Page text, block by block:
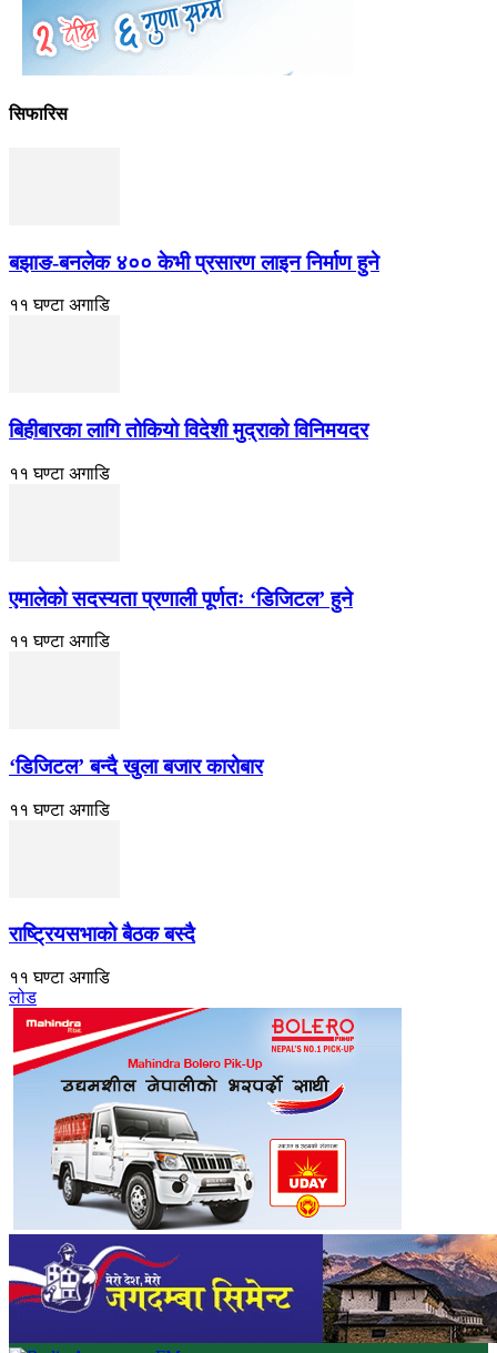
सिफारिस
बझाङ-बनलेक ४०० केभी प्रसारण लाइन निर्माण हुने
११ घण्टा अगाडि
बिहीबारका लागि तोकियो विदेशी मुद्राको विनिमयदर
११ घण्टा अगाडि
एमालेको सदस्यता प्रणाली पूर्णतः ‘डिजिटल’ हुने
११ घण्टा अगाडि
‘डिजिटल’ बन्दै खुला बजार कारोबार
११ घण्टा अगाडि
राष्ट्रियसभाको बैठक बस्दै
११ घण्टा अगाडि
लोड